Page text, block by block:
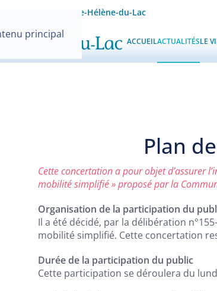
principal
la Mairie de Sainte-Hélène-du-Lac
ACCUEILACTUALITÉSLE
Plan
Cette concertation a pour objet d’assurer
mobilité simplifié » proposé par la
Organisation de la participation du
Il a été décidé, par la délibération
mobilité simplifié. Cette concertation
Durée de la participation du public
Cette participation se déroulera du